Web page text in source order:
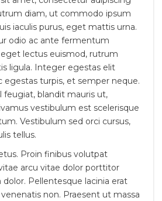
diam, ut commodo ipsum
iaculis purus, eget mattis urna.
odio ac ante fermentum
lectus euismod, rutrum
ligula. Integer egestas elit
egestas turpis, et semper neque.
feugiat, blandit mauris ut,
vestibulum est scelerisque
Vestibulum sed orci cursus,
tellus.
Proin finibus volutpat
arcu vitae dolor porttitor
Pellentesque lacinia erat
non. Praesent ut massa